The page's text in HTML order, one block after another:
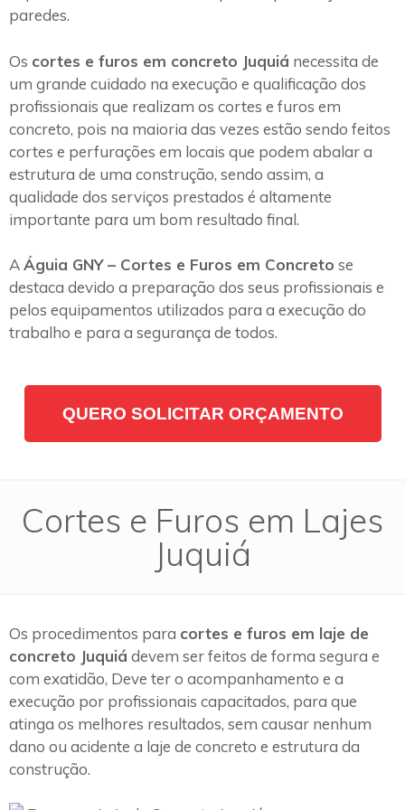
paredes.
Os cortes e furos em concreto Juquiá necessita de
um grande cuidado na execução e qualificação dos
profissionais que realizam os cortes e furos em
concreto, pois na maioria das vezes estão sendo feitos
cortes e perfurações em locais que podem abalar a
estrutura de uma construção, sendo assim, a
qualidade dos serviços prestados é altamente
importante para um bom resultado final.
AÁguia GNY – Cortes e Furos em Concreto se
destaca devido a preparação dos seus profissionais e
pelos equipamentos utilizados para a execução do
trabalho e para a segurança de todos.
QUERO SOLICITAR ORÇAMENTO
Cortes e Furos em Lajes
Juquiá
Os procedimentos para cortes e furos em laje de
concreto Juquiá devem ser feitos de forma segura e
com exatidão, Deve ter o acompanhamento e a
execução por profissionais capacitados, para que
atinga os melhores resultados, sem causar nenhum
dano ou acidente a laje de concreto e estrutura da
construção.